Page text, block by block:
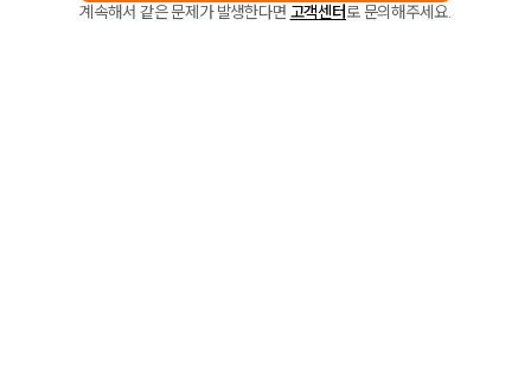
계속해서 같은 문제가 발생한다면 고객센터로 문의해주세요.